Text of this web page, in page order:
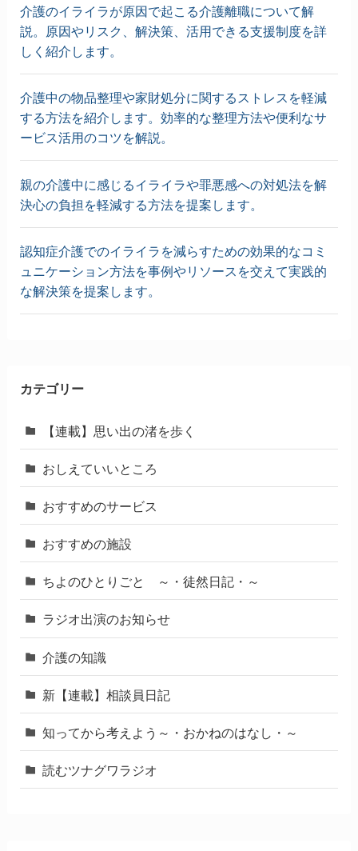
介護のイライラが原因で起こる介護離職について解
説。原因やリスク、解決策、活用できる支援制度を詳
しく紹介します。
介護中の物品整理や家財処分に関するストレスを軽減
する方法を紹介します。効率的な整理方法や便利なサ
ービス活用のコツを解説。
親の介護中に感じるイライラや罪悪感への対処法を解
決心の負担を軽減する方法を提案します。
認知症介護でのイライラを減らすための効果的なコミ
ュニケーション方法を事例やリソースを交えて実践的
な解決策を提案します。
カテゴリー
【連載】思い出の渚を歩く
おしえていいところ
おすすめのサービス
おすすめの施設
ちよのひとりごと ～・徒然日記・～
ラジオ出演のお知らせ
介護の知識
新【連載】相談員日記
知ってから考えよう～・おかねのはなし・～
読むツナグワラジオ